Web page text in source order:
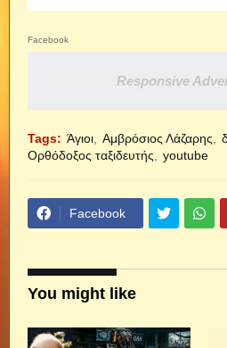
Facebook
Responsive
Tags: Άγιοι Αμβρόσιος Λάζαρης
Ορθόδοξος ταξιδευτής
youtube
Facebook
You might like